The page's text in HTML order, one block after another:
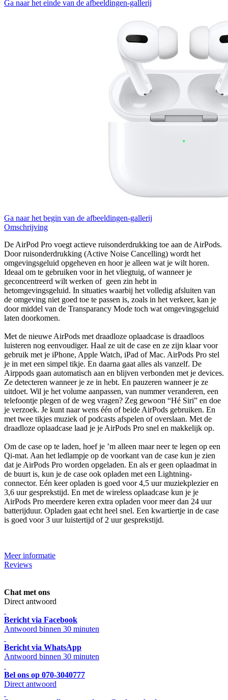
Ga naar het einde van de afbeeldingen-gallerij
Ga naar het begin van de afbeeldingen-gallerij
Omschrijving
De AirPod Pro voegt actieve ruisonderdrukking toe aan de AirPods.
Door ruisonderdrukking (Active Noise Cancelling) wordt het
omgevingsgeluid opgeheven en hoor je alleen wat je wilt horen.
Ideaal om te gebruiken voor in het vliegtuig, of wanneer je
geconcentreerd wilt werken of geen zin hebt in
hetomgevingsgeluid. In situaties waarbij het volledig afsluiten van
de omgeving niet goed toe te passen is, zoals in het verkeer, kan je
door middel van de Transparancy Mode toch wat omgevingsgeluid
laten doorkomen.
Met de nieuwe AirPods met draadloze oplaadcase is draadloos
luisteren nog eenvoudiger. Haal ze uit de case en ze zijn klaar voor
gebruik met je iPhone, Apple Watch, iPad of Mac. AirPods Pro stel
je in met een simpel tikje. En daarna gaat alles als vanzelf. De
Airppods gaan automatisch aan en blijven verbonden met je devices.
Ze detecteren wanneer je ze in hebt. En pauzeren wanneer je ze
uitdoet. Wil je het volume aanpassen, van nummer veranderen, een
telefoontje plegen of de weg vragen? Zeg gewoon “Hé Siri” en doe
je verzoek. Je kunt naar wens één of beide AirPods gebruiken. En
met twee tikjes muziek of podcasts afspelen of overslaan. Met de
draadloze oplaadcase laad je je AirPods Pro snel en makkelijk op.
Om de case op te laden, hoef je ’m alleen maar neer te legen op een
Qi-mat. Aan het ledlampje op de voorkant van de case kun je zien
dat je AirPods Pro worden opgeladen. En als er geen oplaadmat in
de buurt is, kun je de case ook opladen met een Lightning-
connector. Eén keer opladen is goed voor 4,5 uur muziekplezier en
3,6 uur gesprekstijd. En met de wireless oplaadcase kun je je
AirPods Pro meerdere keren extra opladen voor meer dan 24 uur
batterijduur. Opladen gaat echt heel snel. Een kwartiertje in de case
is goed voor 3 uur luistertijd of 2 uur gesprekstijd.
Meer informatie
Reviews
Chat met ons
Direct antwoord
Bericht via Facebook
Antwoord binnen 30 minuten
Bericht via WhatsApp
Antwoord binnen 30 minuten
Bel ons op 070-3040777
Direct antwoord